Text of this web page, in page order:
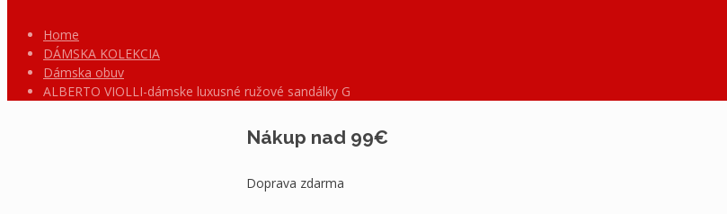
Home
DÁMSKA KOLEKCIA
Dámska obuv
ALBERTO VIOLLI-dámske luxusné ružové sandálky G
Nákup nad 99€
Doprava zdarma